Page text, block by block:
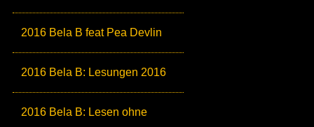
2016 Bela B feat Pea Devlin
2016 Bela B: Lesungen 2016
2016 Bela B: Lesen ohne